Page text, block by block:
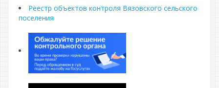
Реестр объектов контроля Вязовского сельского
поселения